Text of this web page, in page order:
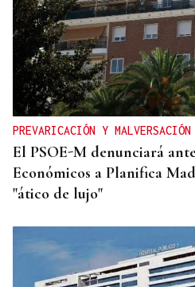
PREVARICACIÓN Y MALVERSACIÓN
El PSOE-M denunciará
Económicos a Planifica
"ático de lujo"